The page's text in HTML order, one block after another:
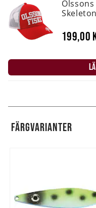
199,00
FÄRGVARIANTER